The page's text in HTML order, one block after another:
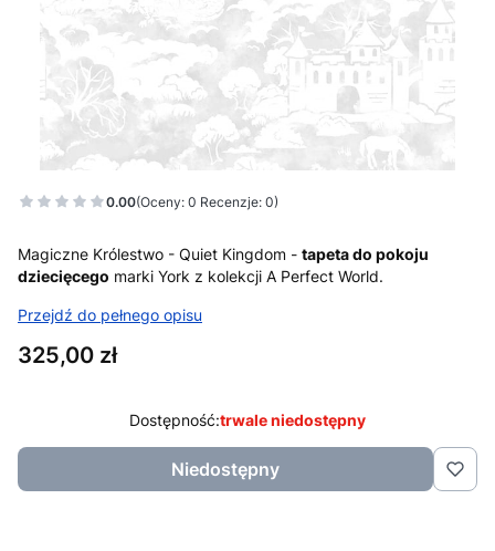
0.00(Oceny: 0 Recenzje: 0)
Magiczne Królestwo - Quiet Kingdom - tapeta do pokoju
dziecięcego marki York z kolekcji A Perfect World.
Przejdź do pełnego opisu
Cena
325,00 zł
Dostępność:trwale niedostępny
Niedostępny